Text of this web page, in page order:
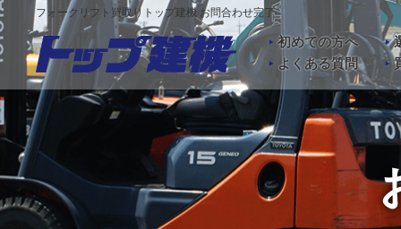
フォークリフト買取りトップ建機 お問合わせ完了
初めての方へ
よくある質問